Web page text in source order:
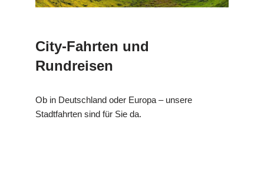
City-Fahrten und
Rundreisen
Ob in Deutschland oder Europa – unsere
Stadtfahrten sind für Sie da.